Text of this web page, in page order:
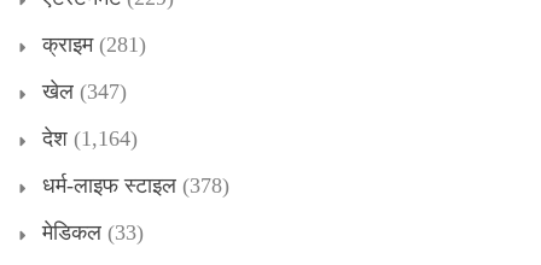
क्राइम(281)
खेल (347)
देश (1,164)
धर्म-लाइफ स्टाइल (378)
मेडिकल (33)